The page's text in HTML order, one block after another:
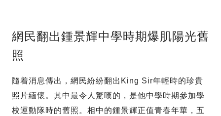
網民翻出鍾景輝中學時期爆肌陽光舊
照
隨着消息傳出，網民紛紛翻出King Sir年輕時的珍貴
照片緬懷。其中最令人驚嘆的，是他中學時期參加學
校運動隊時的舊照。相中的鍾景輝正值青春年華，五